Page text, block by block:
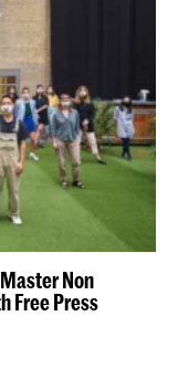
Non
Free Press